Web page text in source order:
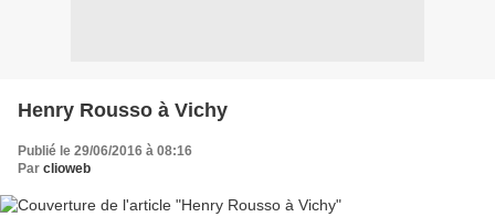
Henry Rousso à Vichy
Publié le 29/06/2016 à 08:16
Par clioweb